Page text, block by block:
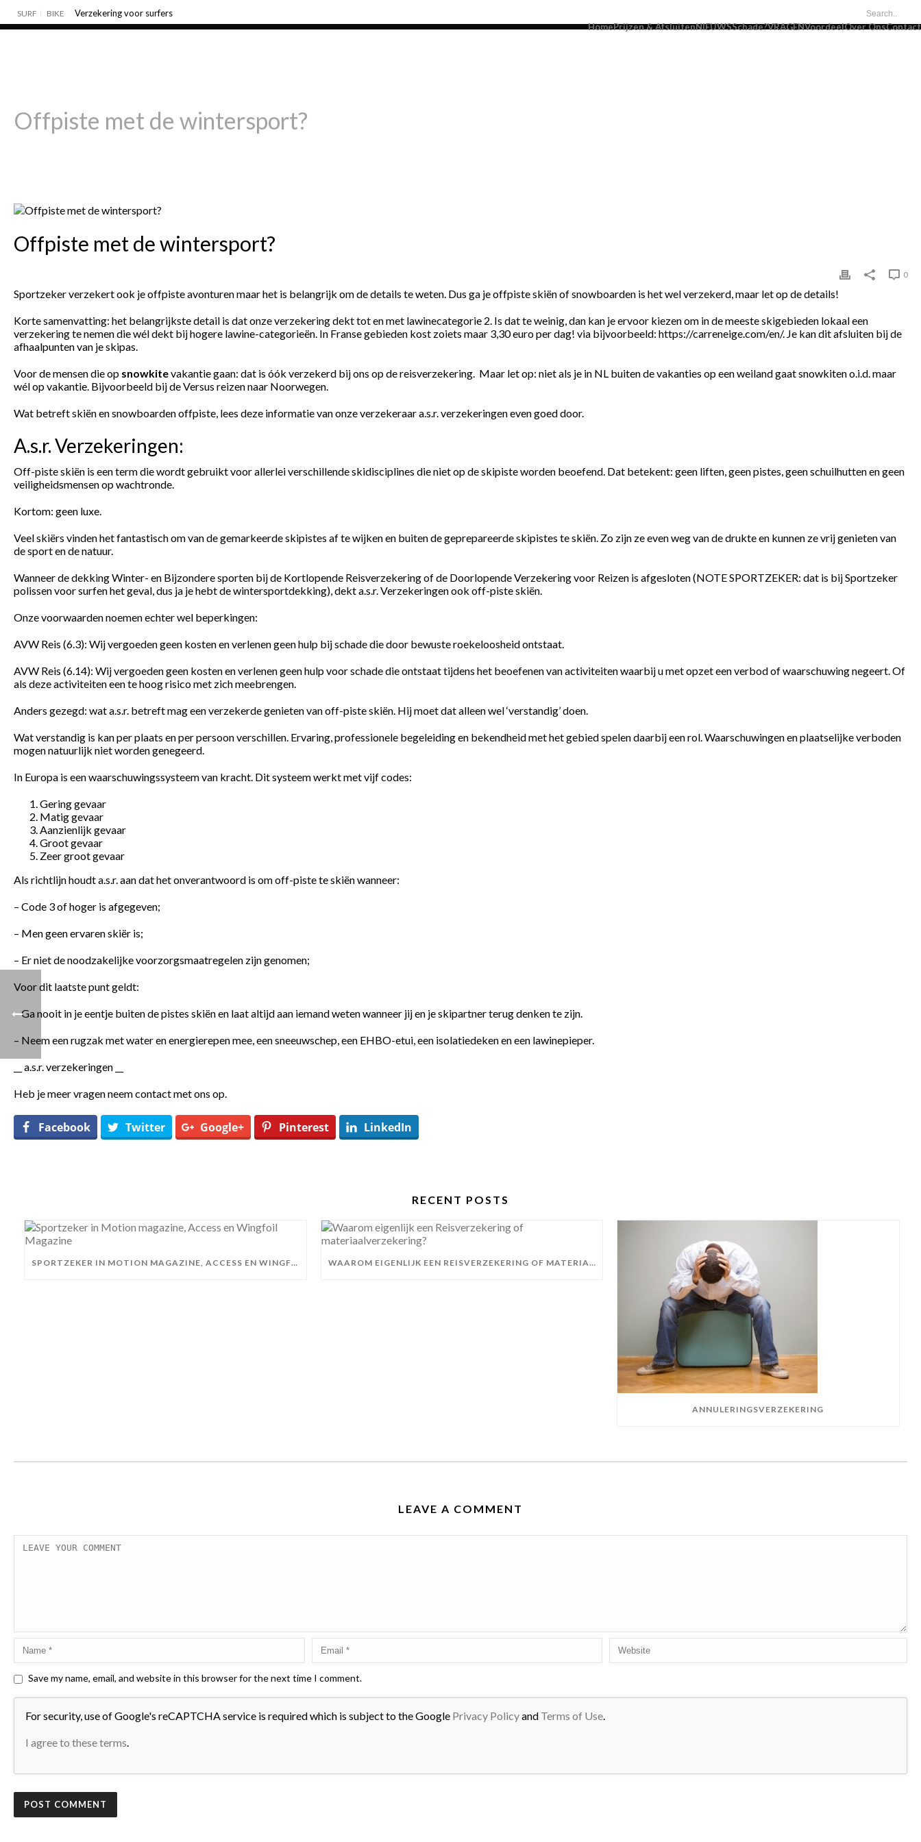
SURF BIKE
Verzekering voor surfers
HomePrijzen & AfsluitenNIEUWSSchade?VRAGENVoordeelOver OnsContact
Offpiste met de wintersport?
Offpiste met de wintersport?
0
Sportzeker verzekert ook je offpiste avonturen maar het is belangrijk om de details te weten. Dus ga je offpiste skiën of snowboarden is het wel verzekerd, maar let op de details!
Korte samenvatting: het belangrijkste detail is dat onze verzekering dekt tot en met lawinecategorie 2. Is dat te weinig, dan kan je ervoor kiezen om in de meeste skigebieden lokaal een
verzekering te nemen die wél dekt bij hogere lawine-categorieën. In Franse gebieden kost zoiets maar 3,30 euro per dag! via bijvoorbeeld: https://carreneige.com/en/. Je kan dit afsluiten bij de
afhaalpunten van je skipas.
Voor de mensen die op snowkitevakantie gaan: dat is óók verzekerd bij ons op de reisverzekering. Maar let op: niet als je in NL buiten de vakanties op een weiland gaat snowkiten o.i.d. maar
wél op vakantie. Bijvoorbeeld bij de Versus reizen naar Noorwegen.
Wat betreft skiën en snowboarden offpiste, lees deze informatie van onze verzekeraar a.s.r. verzekeringen even goed door.
A.s.r. Verzekeringen:
Off-piste skiën is een term die wordt gebruikt voor allerlei verschillende skidisciplines die niet op de skipiste worden beoefend. Dat betekent: geen liften, geen pistes, geen schuilhutten en geen
veiligheidsmensen op wachtronde.
Kortom: geen luxe.
Veel skiërs vinden het fantastisch om van de gemarkeerde skipistes af te wijken en buiten de geprepareerde skipistes te skiën. Zo zijn ze even weg van de drukte en kunnen ze vrij genieten van
de sport en de natuur.
Wanneer de dekking Winter- en Bijzondere sporten bij de Kortlopende Reisverzekering of de Doorlopende Verzekering voor Reizen is afgesloten (NOTE SPORTZEKER: dat is bij Sportzeker
polissen voor surfen het geval, dus ja je hebt de wintersportdekking), dekt a.s.r. Verzekeringen ook off-piste skiën.
Onze voorwaarden noemen echter wel beperkingen:
AVW Reis (6.3): Wij vergoeden geen kosten en verlenen geen hulp bij schade die door bewuste roekeloosheid ontstaat.
AVW Reis (6.14): Wij vergoeden geen kosten en verlenen geen hulp voor schade die ontstaat tijdens het beoefenen van activiteiten waarbij u met opzet een verbod of waarschuwing negeert. Of
als deze activiteiten een te hoog risico met zich meebrengen.
Anders gezegd: wat a.s.r. betreft mag een verzekerde genieten van off-piste skiën. Hij moet dat alleen wel ‘verstandig’ doen.
Wat verstandig is kan per plaats en per persoon verschillen. Ervaring, professionele begeleiding en bekendheid met het gebied spelen daarbij een rol. Waarschuwingen en plaatselijke verboden
mogen natuurlijk niet worden genegeerd.
In Europa is een waarschuwingssysteem van kracht. Dit systeem werkt met vijf codes:
Gering gevaar
Matig gevaar
Aanzienlijk gevaar
Groot gevaar
Zeer groot gevaar
Als richtlijn houdt a.s.r. aan dat het onverantwoord is om off-piste te skiën wanneer:
– Code 3 of hoger is afgegeven;
– Men geen ervaren skiër is;
– Er niet de noodzakelijke voorzorgsmaatregelen zijn genomen;
Voor dit laatste punt geldt:
– Ga nooit in je eentje buiten de pistes skiën en laat altijd aan iemand weten wanneer jij en je skipartner terug denken te zijn.
– Neem een rugzak met water en energierepen mee, een sneeuwschep, een EHBO-etui, een isolatiedeken en een lawinepieper.
__ a.s.r. verzekeringen __
Heb je meer vragen neem contact met ons op.
Facebook Twitter Google+ Pinterest LinkedIn
RECENT POSTS
SPORTZEKER IN MOTION MAGAZINE, ACCESS EN WINGFOIL MAGAZINE WAAROM EIGENLIJK EEN REISVERZEKERING OF MATERIAALVERZEKERING?
ANNULERINGSVERZEKERING
LEAVE A COMMENT
Save my name, email, and website in this browser for the next time I comment.
For security, use of Google's reCAPTCHA service is required which is subject to the Google Privacy Policyand Terms of Use.
I agree to these terms.